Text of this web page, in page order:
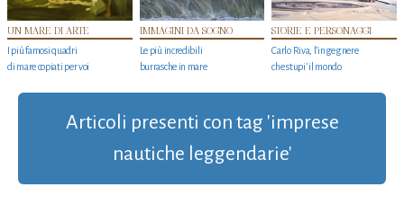
UN MARE DI ARTE
I più famosi quadri
di mare copiati per voi
IMMAGINI DA SOGNO
Le più incredibili
burrasche in mare
STORIE E PERSONAGGI
Carlo Riva, l’ingegnere
che stupi' il mondo
Articoli presenti con tag 'imprese
nautiche leggendarie'